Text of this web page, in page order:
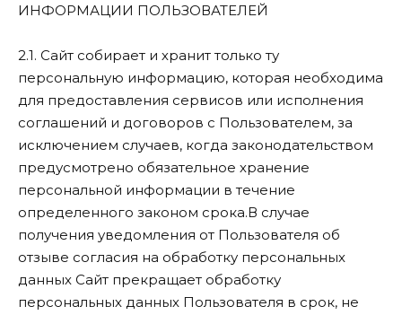
ИНФОРМАЦИИ ПОЛЬЗОВАТЕЛЕЙ
2.1. Сайт собирает и хранит только ту
персональную информацию, которая необходима
для предоставления сервисов или исполнения
соглашений и договоров с Пользователем, за
исключением случаев, когда законодательством
предусмотрено обязательное хранение
персональной информации в течение
определенного законом срока.В случае
получения уведомления от Пользователя об
отзыве согласия на обработку персональных
данных Сайт прекращает обработку
персональных данных Пользователя в срок, не